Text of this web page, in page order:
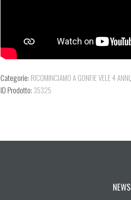
Categorie: RICOMINCIAMO A GONFIE VELE 4 ANNI,
ID Prodotto: 35325